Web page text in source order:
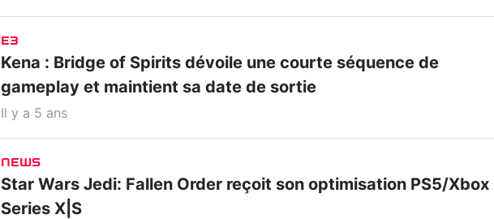
E3
Kena : Bridge of Spirits dévoile une courte séquence de
gameplay et maintient sa date de sortie
Il y a 5 ans
NEWS
Star Wars Jedi: Fallen Order reçoit son optimisation PS5/Xbox
Series X|S